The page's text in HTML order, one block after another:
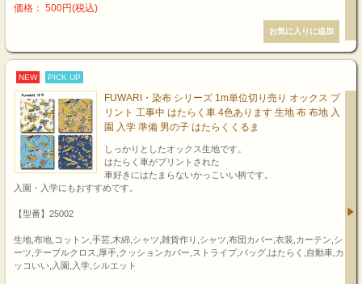
価格： 500円(税込)
NEW PICK UP
FUWARI・染布 シリーズ 1m単位切り売り オックス プ
リント 工事中 はたらく車 4色あります 生地 布 布地 入
園 入学 準備 男の子 はたらくくるま
しっかりとしたオックス生地です。
はたらく車がプリントされた
車好きにはたまらないかっこいい柄です。
入園・入学にもおすすめです。
【型番】25002
生地,布地,コットン,手芸,木綿,シャツ,雑貨作り,シャツ,布団カバー,衣装,カーテン,シ
ーツ,テーブルクロス,厚手,クッションカバー,ストライプ,バッグ,はたらく,自動車,カ
ッコいい,入園,入学,シルエット